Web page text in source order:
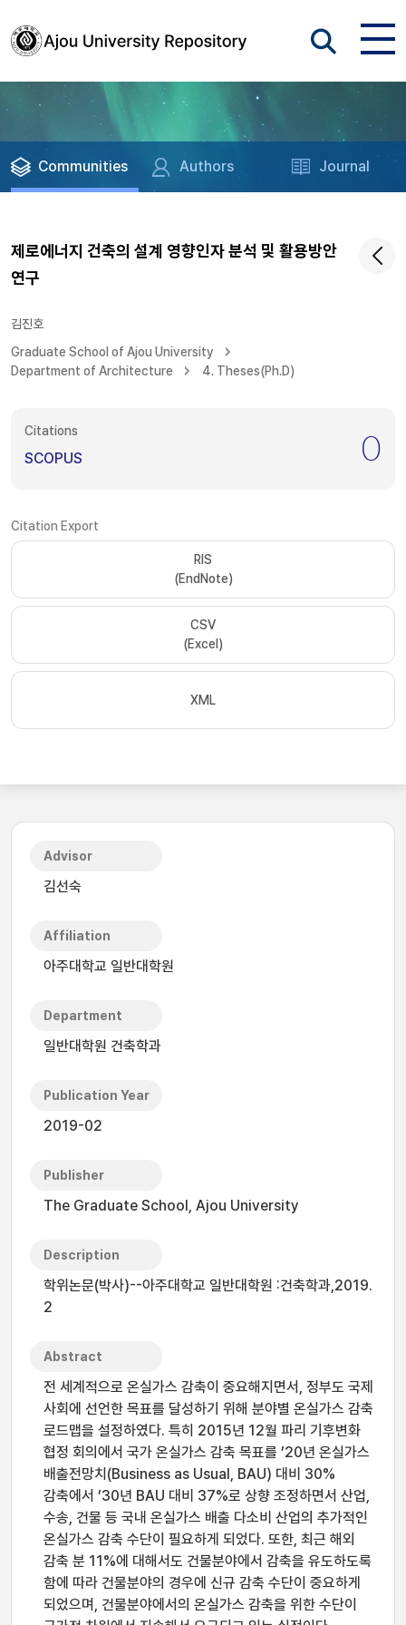
Communities Authors Journal
제로에너지 건축의 설계 영향인자 분석 및 활용방안
연구
김진호
Graduate School of Ajou University
Department of Architecture
4. Theses(Ph.D)
Citations
SCOPUS 0
Citation Export
RIS
(EndNote)
CSV
(Excel)
XML
Advisor
김선숙
Affiliation
아주대학교 일반대학원
Department
일반대학원 건축학과
Publication Year
2019-02
Publisher
The Graduate School, Ajou University
Description
학위논문(박사)--아주대학교 일반대학원 :건축학과,2019.
2
Abstract
전 세계적으로 온실가스 감축이 중요해지면서, 정부도 국제
사회에 선언한 목표를 달성하기 위해 분야별 온실가스 감축
로드맵을 설정하였다. 특히 2015년 12월 파리 기후변화
협정 회의에서 국가 온실가스 감축 목표를 ’20년 온실가스
배출전망치(Business as Usual, BAU) 대비 30%
감축에서 ’30년 BAU 대비 37%로 상향 조정하면서 산업,
수송, 건물 등 국내 온실가스 배출 다소비 산업의 추가적인
온실가스 감축 수단이 필요하게 되었다. 또한, 최근 해외
감축 분 11%에 대해서도 건물분야에서 감축을 유도하도록
함에 따라 건물분야의 경우에 신규 감축 수단이 중요하게
되었으며, 건물분야에서의 온실가스 감축을 위한 수단이